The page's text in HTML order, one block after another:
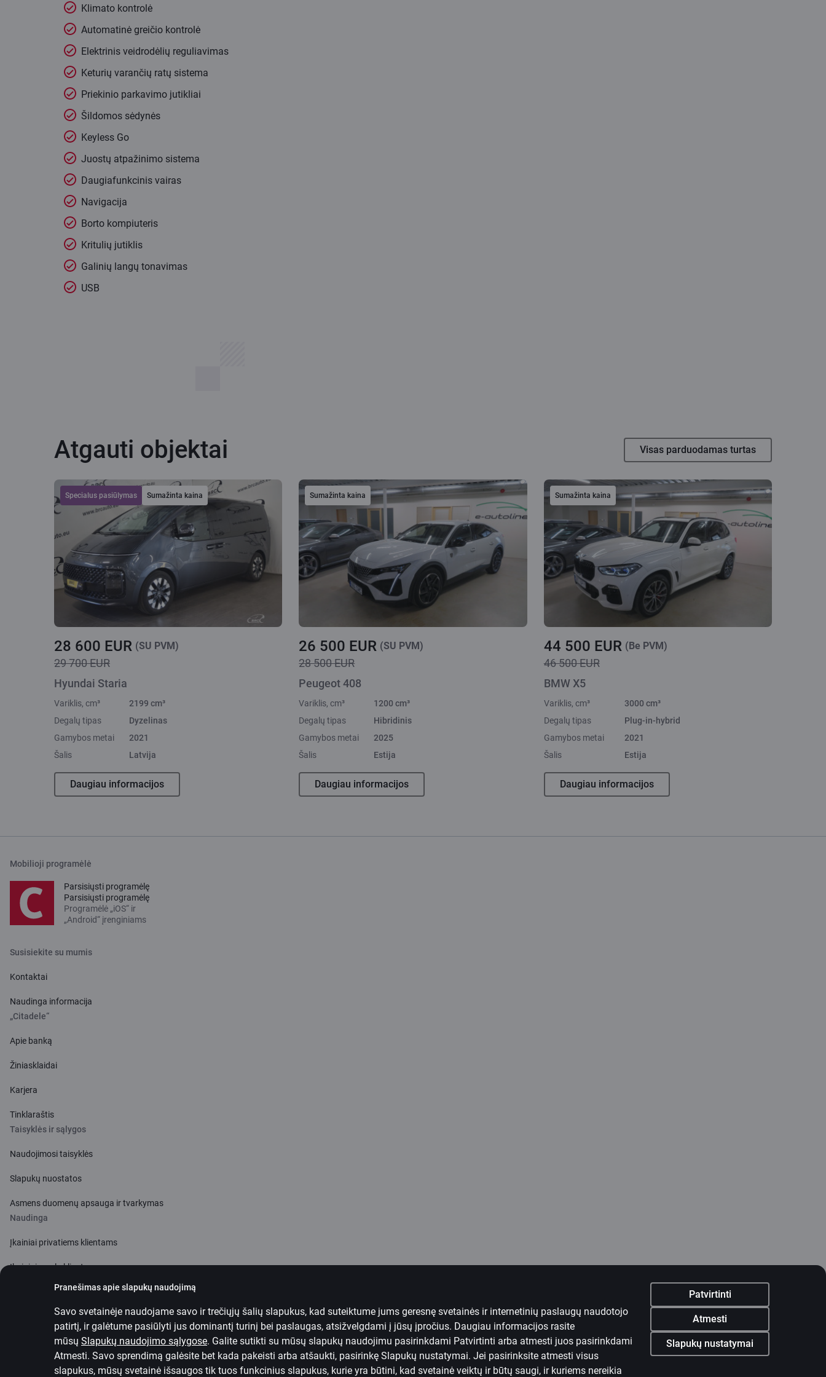
Pranešimas apie slapukų naudojimą
Patvirtinti
Atmesti
Slapukų nustatymai
Savo svetainėje naudojame savo ir trečiųjų šalių slapukus, kad suteiktume jums geresnę svetainės ir internetinių paslaugų naudotojo
patirtį, ir galėtume pasiūlyti jus dominantį turinį bei paslaugas, atsižvelgdami į jūsų įpročius. Daugiau informacijos rasite
mūsų Slapukų naudojimo sąlygose. Galite sutikti su mūsų slapukų naudojimu pasirinkdami Patvirtinti arba atmesti juos pasirinkdami
Atmesti. Savo sprendimą galėsite bet kada pakeisti arba atšaukti, pasirinkę Slapukų nustatymai. Jei pasirinksite atmesti visus
slapukus, mūsų svetainė išsaugos tik tuos funkcinius slapukus, kurie yra būtini, kad svetainė veiktų ir būtų saugi, ir kuriems nereikia
Klimato kontrolė
Automatinė greičio kontrolė
Elektrinis veidrodėlių reguliavimas
Keturių varančių ratų sistema
Priekinio parkavimo jutikliai
Šildomos sėdynės
Keyless Go
Juostų atpažinimo sistema
Daugiafunkcinis vairas
Navigacija
Borto kompiuteris
Kritulių jutiklis
Galinių langų tonavimas
USB
Atgauti objektai Visas parduodamas turtas
Specialus pasiūlymas Sumažinta kaina
28 600 EUR (SU PVM)
29 700 EUR
Hyundai Staria
Variklis, cm³
2199 cm³
Degalų tipas
Dyzelinas
Gamybos metai
2021
Šalis
Latvija
Daugiau informacijos
Sumažinta kaina
26 500 EUR (SU PVM)
28 500 EUR
Peugeot 408
Variklis, cm³
1200 cm³
Degalų tipas
Hibridinis
Gamybos metai
2025
Šalis
Estija
Daugiau informacijos
Sumažinta kaina
44 500 EUR (Be PVM)
46 500 EUR
BMW X5
Variklis, cm³
3000 cm³
Degalų tipas
Plug-in-hybrid
Gamybos metai
2021
Šalis
Estija
Daugiau informacijos
Mobilioji programėlė
Parsisiųsti programėlę
Parsisiųsti programėlę
Programėlė „iOS“ ir
„Android“ įrenginiams
Susisiekite su mumis
Kontaktai
Naudinga informacija
„Citadele“
Apie banką
Žiniasklaidai
Karjera
Tinklaraštis
Taisyklės ir sąlygos
Naudojimosi taisyklės
Slapukų nuostatos
Asmens duomenų apsauga ir tvarkymas
Naudinga
Įkainiai privatiems klientams
Įkainiai verslo klientams
Valiutos skaičiuoklė
Skaičiuoklės
Prieinamumas
Svetainės planas